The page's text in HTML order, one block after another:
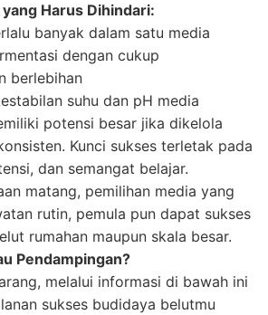
Harus Dihindari:
banyak dalam satu media
dengan cukup
berlebihan
suhu dan pH media
potensi besar jika dikelola
Kunci sukses terletak pada
dan semangat belajar.
matang, pemilihan media yang
rutin, pemula pun dapat sukses
rumahan maupun skala besar.
Pendampingan?
melalui informasi di bawah ini
sukses budidaya belutmu